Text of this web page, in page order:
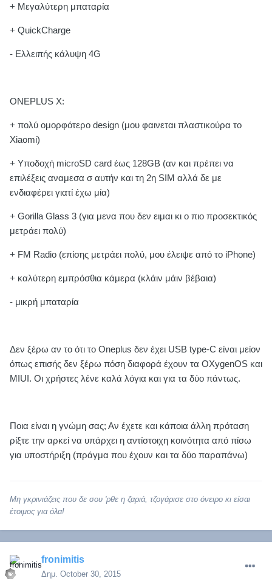
+ Μεγαλύτερη μπαταρία
+ QuickCharge
- Ελλειπής κάλυψη 4G
ONEPLUS X:
+ πολύ ομορφότερο design (μου φαινεται πλαστικούρα το
Xiaomi)
+ Υποδοχή microSD card έως 128GB (αν και πρέπει να
επιλέξεις αναμεσα σ αυτήν και τη 2η SIM αλλά δε με
ενδιαφέρει γιατί έχω μία)
+ Gorilla Glass 3 (για μενα που δεν ειμαι κι ο πιο προσεκτικός
μετράει πολύ)
+ FM Radio (επίσης μετράει πολύ, μου έλειψε από το iPhone)
+ καλύτερη εμπρόσθια κάμερα (κλάιν μάιν βέβαια)
- μικρή μπαταρία
Δεν ξέρω αν το ότι το Oneplus δεν έχει USB type-C είναι μείον
όπως επισής δεν ξέρω πόση διαφορά έχουν τα OXygenOS και
MIUI. Οι χρήστες λένε καλά λόγια και για τα δύο πάντως.
Ποια είναι η γνώμη σας; Αν έχετε και κάποια άλλη πρόταση
ρίξτε την αρκεί να υπάρχει η αντίστοιχη κοινότητα από πίσω
για υποστήριξη (πράγμα που έχουν και τα δύο παραπάνω)
Μη γκρινιάζεις που δε σου 'ρθε η ζαριά, τζογάρισε στο όνειρο κι είσαι
έτοιμος για όλα!
fronimitis
Δημ. October 30, 2015